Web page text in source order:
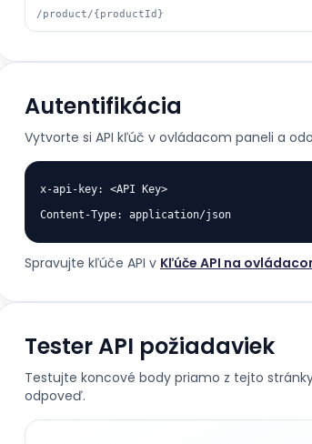
/product/{productId}
Autentifikácia
Vytvorte si API kľúč v ovládacom paneli a
x-api-key: <API Key>
Content-Type: application/json
Spravujte kľúče API v Kľúče API na
Tester API požiadaviek
Testujte koncové body priamo z tejto
odpoveď.